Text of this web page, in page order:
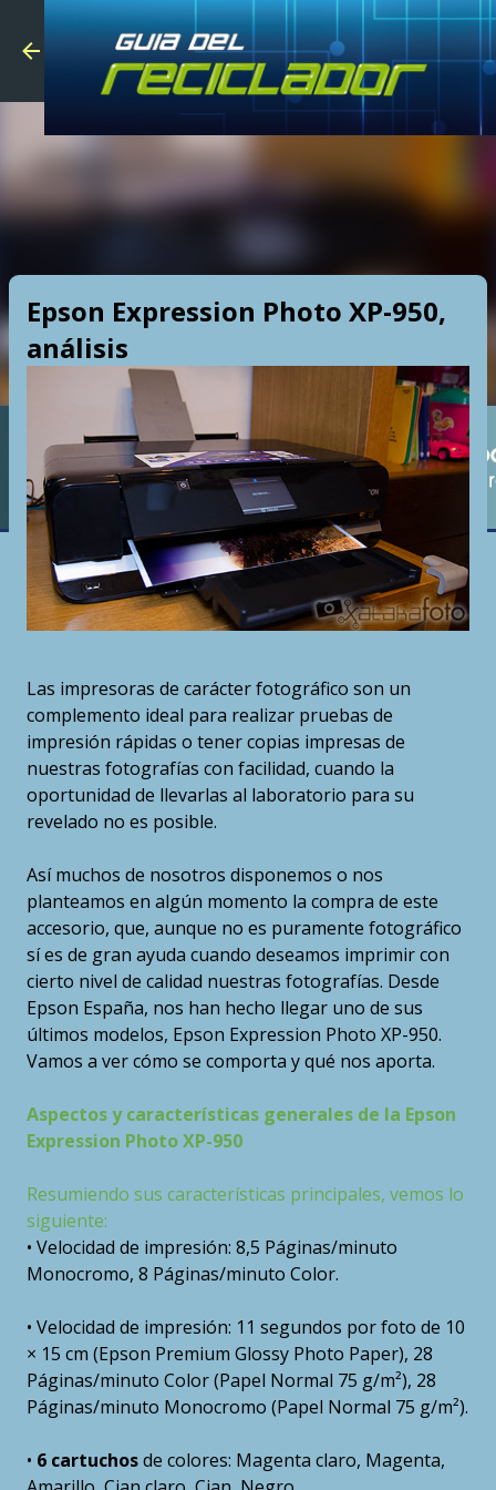
Skip to
Epson Expression Photo XP-950,
análisis
Las impresoras de carácter fotográfico son un
complemento ideal para realizar pruebas de
impresión rápidas o tener copias impresas de
nuestras fotografías con facilidad, cuando la
oportunidad de llevarlas al laboratorio para su
revelado no es posible.
Así muchos de nosotros disponemos o nos
planteamos en algún momento la compra de este
accesorio, que, aunque no es puramente fotográfico
sí es de gran ayuda cuando deseamos imprimir con
cierto nivel de calidad nuestras fotografías. Desde
Epson España, nos han hecho llegar uno de sus
últimos modelos, Epson Expression Photo XP-950.
Vamos a ver cómo se comporta y qué nos aporta.
Aspectos y características generales de la Epson
Expression Photo XP-950
Resumiendo sus características principales, vemos lo
siguiente:
• Velocidad de impresión: 8,5 Páginas/minuto
Monocromo, 8 Páginas/minuto Color.
• Velocidad de impresión: 11 segundos por foto de 10
× 15 cm (Epson Premium Glossy Photo Paper), 28
Páginas/minuto Color (Papel Normal 75 g/m²), 28
Páginas/minuto Monocromo (Papel Normal 75 g/m²).
• 6 cartuchosde colores: Magenta claro, Magenta,